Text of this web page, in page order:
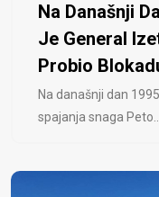
Na Današnji
Je General
Probio
Na današnji dan
spajanja snaga Peto..